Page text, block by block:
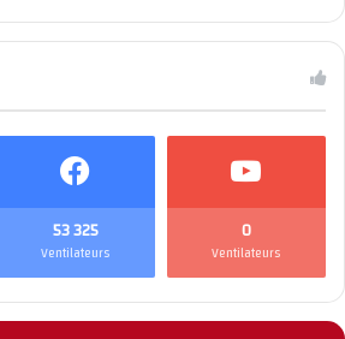
53 325
Ventilateurs
0
Ventilateurs